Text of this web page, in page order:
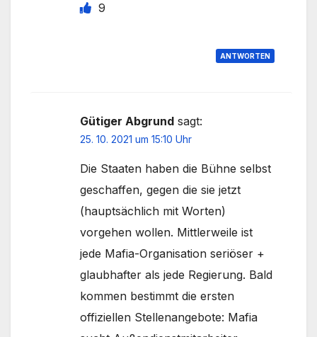
9
ANTWORTEN
Gütiger Abgrund sagt:
25. 10. 2021 um 15:10 Uhr
Die Staaten haben die Bühne selbst
geschaffen, gegen die sie jetzt
(hauptsächlich mit Worten)
vorgehen wollen. Mittlerweile ist
jede Mafia-Organisation seriöser +
glaubhafter als jede Regierung. Bald
kommen bestimmt die ersten
offiziellen Stellenangebote: Mafia